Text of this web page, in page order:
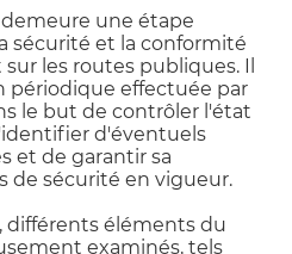
une étape
sécurité et la conformité
les routes publiques. Il
périodique effectuée par
le but de contrôler l'état
d'éventuels
et de garantir sa
de sécurité en vigueur.
différents éléments du
examinés, tels